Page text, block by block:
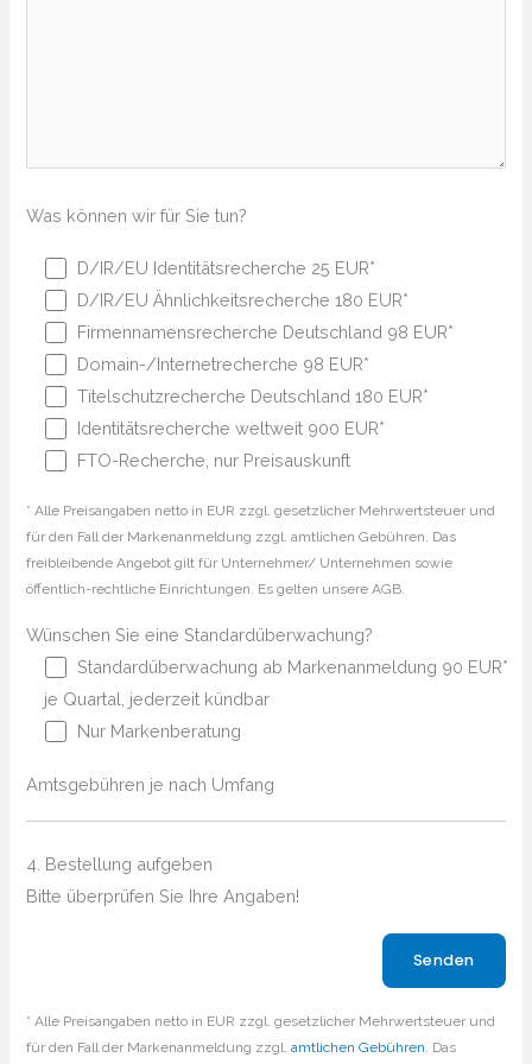
Was können wir für Sie tun?
D/IR/EU Identitätsrecherche 25 EUR*
D/IR/EU Ähnlichkeitsrecherche 180 EUR*
Firmennamensrecherche Deutschland 98 EUR*
Domain-/Internetrecherche 98 EUR*
Titelschutzrecherche Deutschland 180 EUR*
Identitätsrecherche weltweit 900 EUR*
FTO-Recherche, nur Preisauskunft
* Alle Preisangaben netto in EUR zzgl. gesetzlicher Mehrwertsteuer und
für den Fall der Markenanmeldung zzgl. amtlichen Gebühren. Das
freibleibende Angebot gilt für Unternehmer/ Unternehmen sowie
öffentlich-rechtliche Einrichtungen. Es gelten unsere AGB.
Wünschen Sie eine Standardüberwachung?
Standardüberwachung ab Markenanmeldung 90 EUR*
je Quartal, jederzeit kündbar
Nur Markenberatung
Amtsgebühren je nach Umfang
4. Bestellung aufgeben
Bitte überprüfen Sie Ihre Angaben!
* Alle Preisangaben netto in EUR zzgl. gesetzlicher Mehrwertsteuer und
für den Fall der Markenanmeldung zzgl.amtlichen Gebühren. Das